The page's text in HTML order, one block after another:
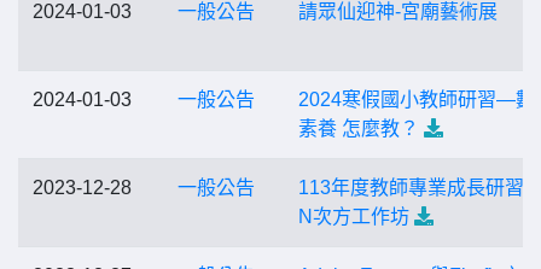
2024-01-03 一般公告 請眾仙迎神-宮廟藝術展
2024-01-03 一般公告
2024寒假國小教師研習—數
素養 怎麼教？
2023-12-28 一般公告
113年度教師專業成長研習-
N次方工作坊